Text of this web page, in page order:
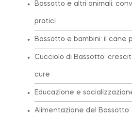
Bassotto e altri animali:
pratici
Bassotto e bambini: il cane
Cucciolo di Bassotto:
cure
Educazione e
Alimentazione del